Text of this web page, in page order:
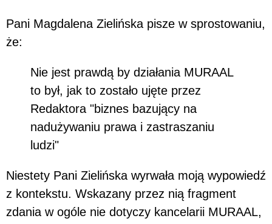
Pani Magdalena Zielińska pisze w sprostowaniu,
że:
Nie jest prawdą by działania MURAAL
to był, jak to zostało ujęte przez
Redaktora "biznes bazujący na
nadużywaniu prawa i zastraszaniu
ludzi"
Niestety Pani Zielińska wyrwała moją wypowiedź
z kontekstu. Wskazany przez nią fragment
zdania w ogóle nie dotyczy kancelarii MURAAL,